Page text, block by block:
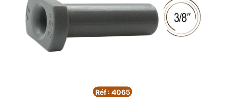
Réf : 4065